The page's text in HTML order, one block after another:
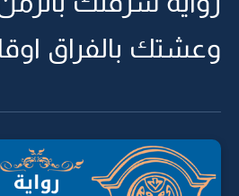
وعشتك بالفراق